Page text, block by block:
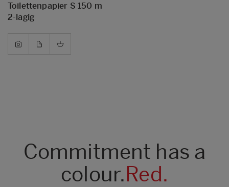
Toilettenpapier S 150 m
2-lagig
Commitment has a
colour.Red.